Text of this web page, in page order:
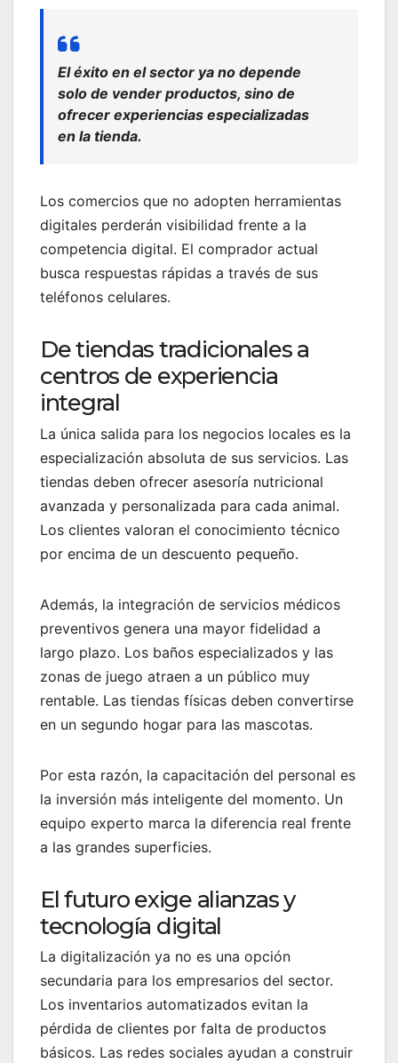
El éxito en el sector ya no depende
solo de vender productos, sino de
ofrecer experiencias especializadas
en la tienda.
Los comercios que no adopten herramientas
digitales perderán visibilidad frente a la
competencia digital. El comprador actual
busca respuestas rápidas a través de sus
teléfonos celulares.
De tiendas tradicionales a
centros de experiencia
integral
La única salida para los negocios locales es la
especialización absoluta de sus servicios. Las
tiendas deben ofrecer asesoría nutricional
avanzada y personalizada para cada animal.
Los clientes valoran el conocimiento técnico
por encima de un descuento pequeño.
Además, la integración de servicios médicos
preventivos genera una mayor fidelidad a
largo plazo. Los baños especializados y las
zonas de juego atraen a un público muy
rentable. Las tiendas físicas deben convertirse
en un segundo hogar para las mascotas.
Por esta razón, la capacitación del personal es
la inversión más inteligente del momento. Un
equipo experto marca la diferencia real frente
a las grandes superficies.
El futuro exige alianzas y
tecnología digital
La digitalización ya no es una opción
secundaria para los empresarios del sector.
Los inventarios automatizados evitan la
pérdida de clientes por falta de productos
básicos. Las redes sociales ayudan a construir